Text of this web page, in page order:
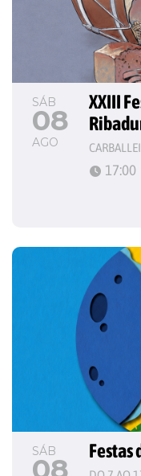
SÁB
08
AGO
XXIII
17:00
SÁB Festas